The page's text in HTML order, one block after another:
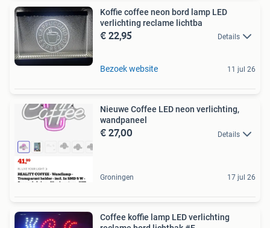
Koffie coffee neon bord lamp LED
verlichting reclame lichtba
€ 22,95 Details
Bezoek website 11 jul 26
Nieuwe Coffee LED neon verlichting,
wandpaneel
€ 27,00 Details
Groningen 17 jul 26
Coffee koffie lamp LED verlichting